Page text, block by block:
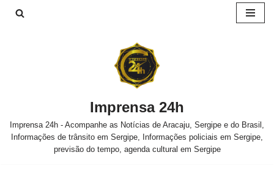
Imprensa 24h
Imprensa 24h - Acompanhe as Notícias de Aracaju, Sergipe e do Brasil,
Informações de trânsito em Sergipe, Informações policiais em Sergipe,
previsão do tempo, agenda cultural em Sergipe